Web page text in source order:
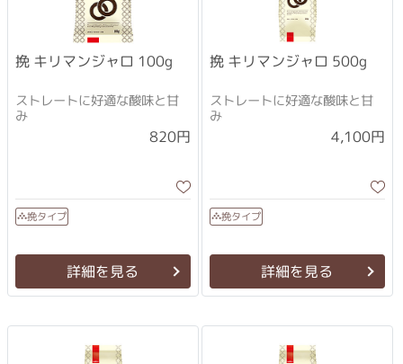
挽 キリマンジャロ 100g
ストレートに好適な酸味と甘
み
820円
挽タイプ
詳細を見る
挽 キリマンジャロ 500g
ストレートに好適な酸味と甘
み
4,100円
挽タイプ
詳細を見る